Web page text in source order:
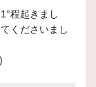
程起きまし
くださいまし